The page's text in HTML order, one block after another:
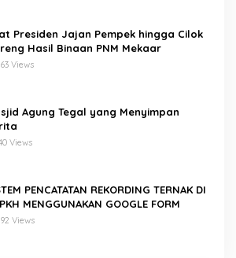
Presiden Jajan Pempek hingga Cilok
Hasil Binaan PNM Mekaar
Views
Agung Tegal yang Menyimpan
Views
PENCATATAN REKORDING TERNAK DI
MENGGUNAKAN GOOGLE FORM
Views